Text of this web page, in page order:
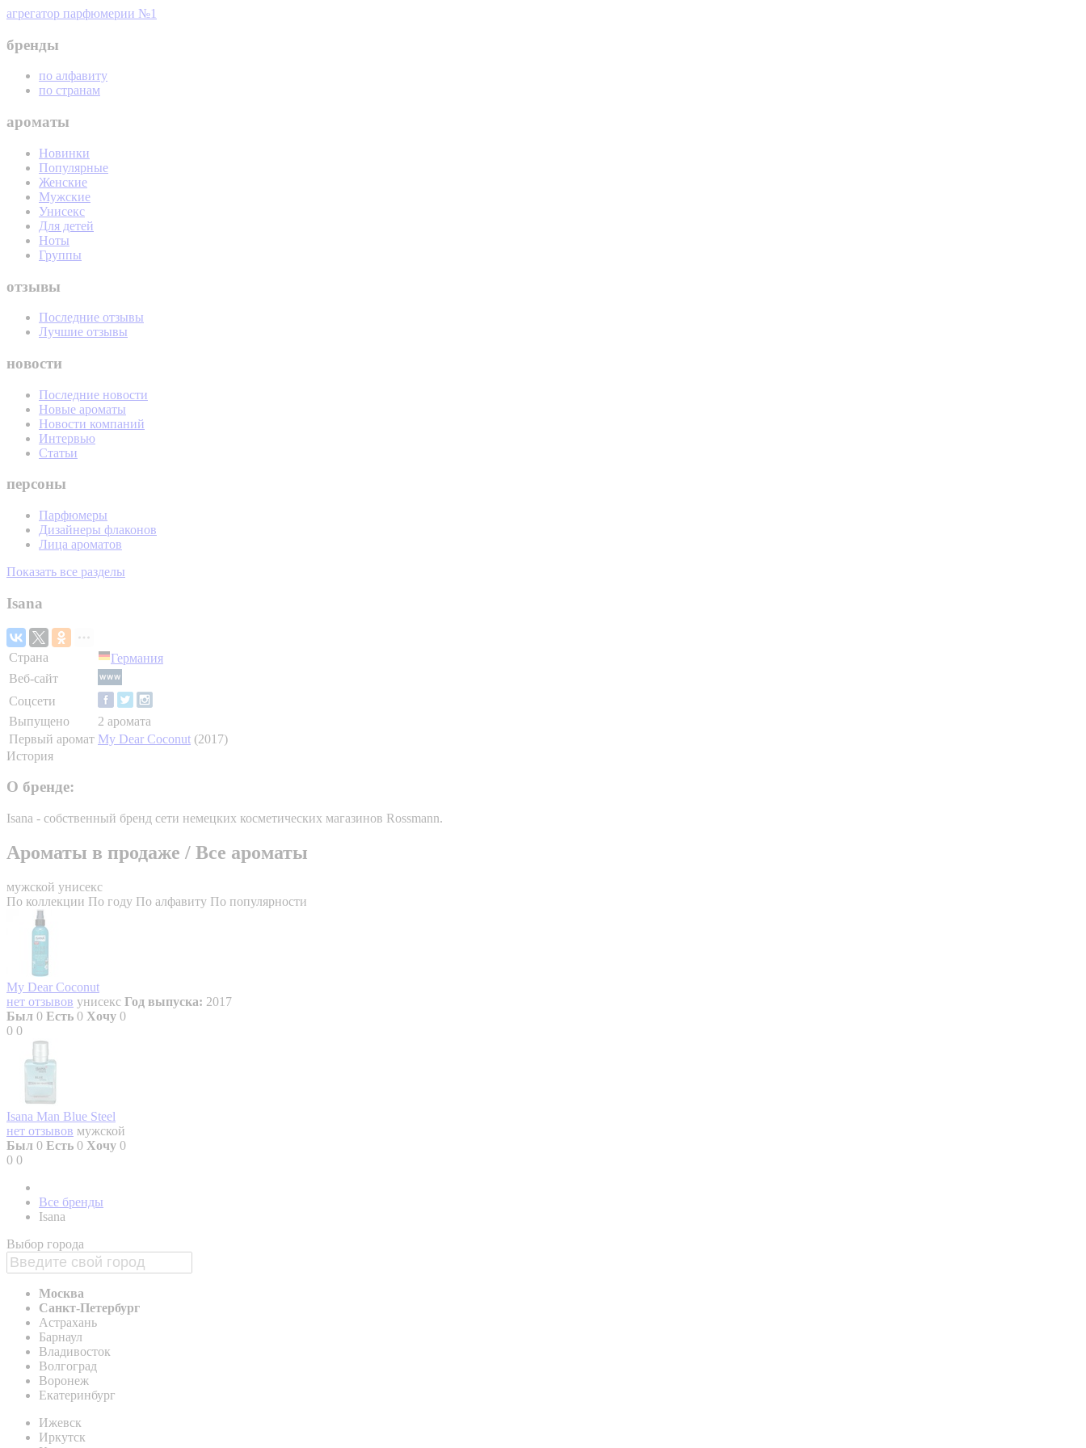
агрегатор парфюмерии №1
бренды
по алфавиту
по странам
ароматы
Новинки
Популярные
Женские
Мужские
Унисекс
Для детей
Ноты
Группы
отзывы
Последние отзывы
Лучшие отзывы
новости
Последние новости
Новые ароматы
Новости компаний
Интервью
Статьи
персоны
Парфюмеры
Дизайнеры флаконов
Лица ароматов
Показать все разделы
Isana
Страна
Германия
Веб-сайт
Соцсети
Выпущено
2 аромата
Первый аромат My Dear Coconut (2017)
История
О бренде:
Isana - собственный бренд сети немецких косметических магазинов Rossmann.
Ароматы в продаже / Все ароматы
мужской унисекс
По коллекции По году По алфавиту По популярности
My Dear Coconut
нет отзывов унисекс Год выпуска: 2017
Был 0 Есть 0 Хочу 0
0 0
Isana Man Blue Steel
нет отзывов мужской
Был 0 Есть 0 Хочу 0
0 0
Все бренды
Isana
Выбор города
Москва
Санкт-Петербург
Астрахань
Барнаул
Владивосток
Волгоград
Воронеж
Екатеринбург
Ижевск
Иркутск